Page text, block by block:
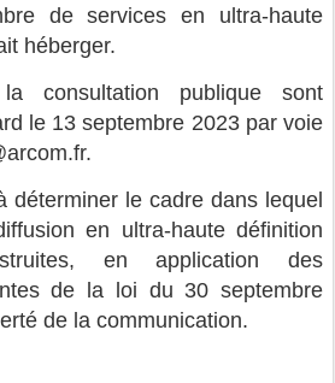
de services en ultra-haute
héberger.
consultation publique sont
le 13 septembre 2023 par voie
déterminer le cadre dans lequel
en ultra-haute définition
en application des
de la loi du 30 septembre
de la communication.